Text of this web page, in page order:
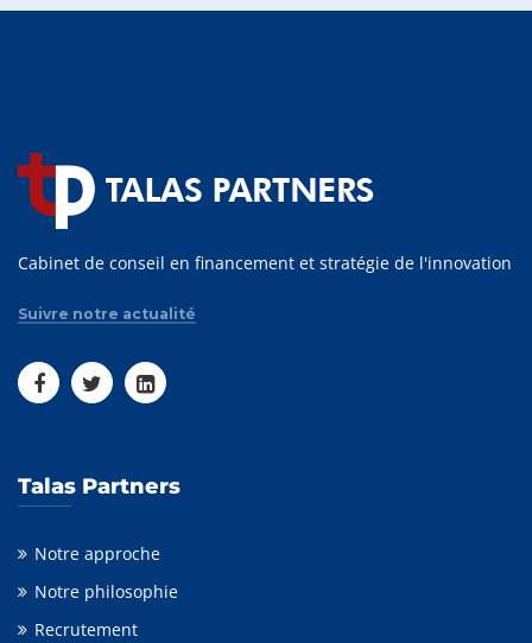
Cabinet de conseil en financement et stratégie de l'innovation
Suivre notre actualité
Talas Partners
Notre approche
Notre philosophie
Recrutement